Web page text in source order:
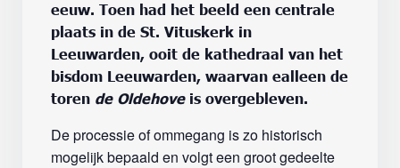
eeuw. Toen had het beeld een centrale
plaats in de St. Vituskerk in
Leeuwarden, ooit de kathedraal van het
bisdom Leeuwarden, waarvan ealleen de
toren de Oldehoveis overgebleven.
De processie of ommegang is zo historisch
mogelijk bepaald en volgt een groot gedeelte